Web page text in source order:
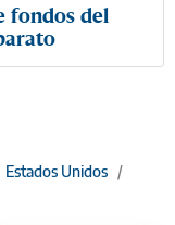
fondos del
Estados Unidos /